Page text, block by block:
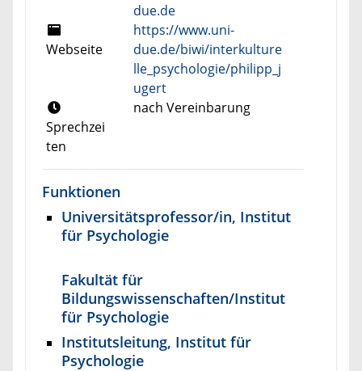
due.de
Webseite
https://www.uni-
due.de/biwi/interkulture
lle_psychologie/philipp_j
ugert
Sprechzei
ten
nach Vereinbarung
Funktionen
Universitätsprofessor/in, Institut
für Psychologie
Fakultät für
Bildungswissenschaften/Institut
für Psychologie
Institutsleitung, Institut für
Psychologie